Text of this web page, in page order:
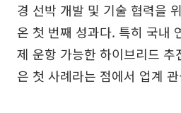
경 선박 개발 및 기술 협력을
온 첫 번째 성과다. 특히 국내
제 운항 가능한 하이브리드 추
은 첫 사례라는 점에서 업계